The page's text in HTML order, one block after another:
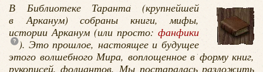
В Библиотеке Таранта (крупнейшей
в Арканум) собраны книги, мифы,
истории Арканум (или просто: фанфики
). Это прошлое, настоящее и будущее
этого волшебного Мира, воплощенное в форму книг,
рукописей, фолиантов. Мы постаралась разложить